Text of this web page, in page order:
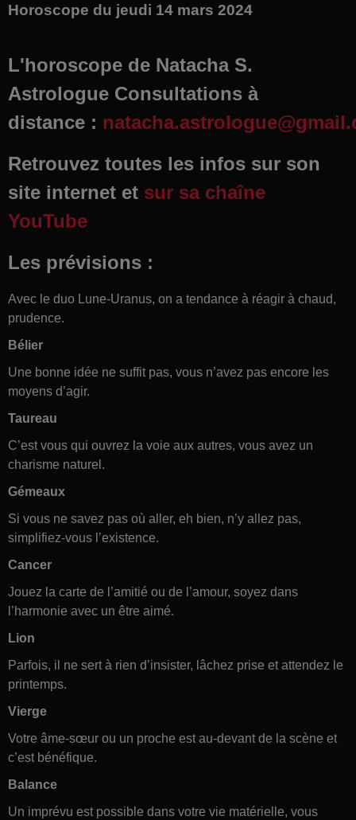
Horoscope du jeudi 14 mars 2024
L'horoscope de Natacha S.
Astrologue Consultations à
distance :
Retrouvez toutes les infos sur son
site internet et sur sa chaîne
YouTube
Les prévisions :
Avec le duo Lune-Uranus, on a tendance à réagir à chaud,
prudence.
Bélier
Une bonne idée ne suffit pas, vous n’avez pas encore les
moyens d’agir.
Taureau
C’est vous qui ouvrez la voie aux autres, vous avez un
charisme naturel.
Gémeaux
Si vous ne savez pas où aller, eh bien, n’y allez pas,
simplifiez-vous l’existence.
Cancer
Jouez la carte de l’amitié ou de l’amour, soyez dans
l’harmonie avec un être aimé.
Lion
Parfois, il ne sert à rien d’insister, lâchez prise et attendez le
printemps.
Vierge
Votre âme-sœur ou un proche est au-devant de la scène et
c’est bénéfique.
Balance
Un imprévu est possible dans votre vie matérielle, vous